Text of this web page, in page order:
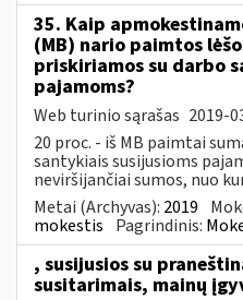
35. Kaip
(MB) nario paimtos
priskiriamos su darbo
pajamoms?
Web turinio sąrašas 2019-
20 proc. - iš MB paimtai
santykiais susijusioms
neviršijančiai sumos, nuo
Metai (Archyvas): 2019
mokestis Pagrindinis:
, susijusios su
susitarimais, mainų